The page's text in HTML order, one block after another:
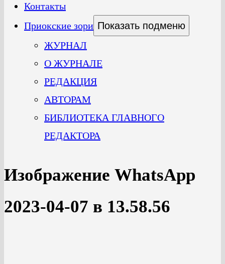
Контакты
Приокские зори Показать подменю
ЖУРНАЛ
О ЖУРНАЛЕ
РЕДАКЦИЯ
АВТОРАМ
БИБЛИОТЕКА ГЛАВНОГО
РЕДАКТОРА
Изображение WhatsApp
2023-04-07 в 13.58.56